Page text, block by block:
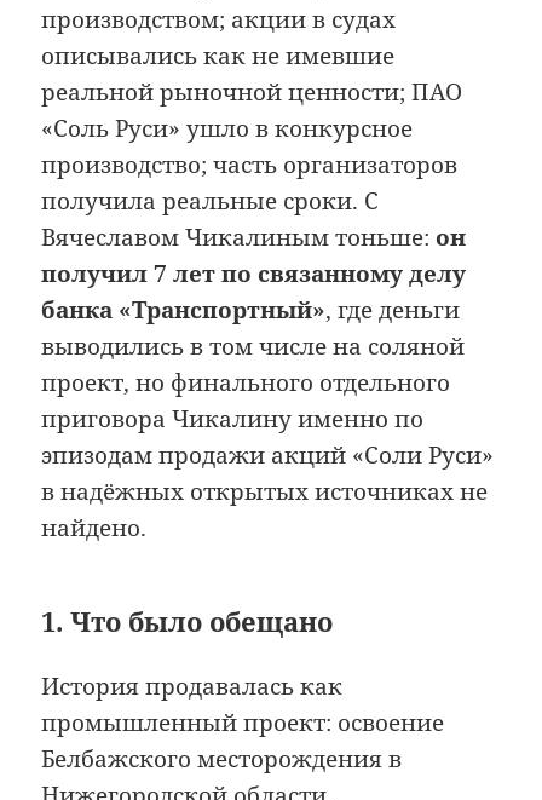
производством; акции в судах
описывались как не имевшие
реальной рыночной ценности; ПАО
«Соль Руси» ушло в конкурсное
производство; часть организаторов
получила реальные сроки. С
Вячеславом Чикалиным тоньше: он
получил 7 лет по связанному делу
банка «Транспортный», где деньги
выводились в том числе на соляной
проект, но финального отдельного
приговора Чикалину именно по
эпизодам продажи акций «Соли Руси»
в надёжных открытых источниках не
найдено.
1. Что было обещано
История продавалась как
промышленный проект: освоение
Белбажского месторождения в